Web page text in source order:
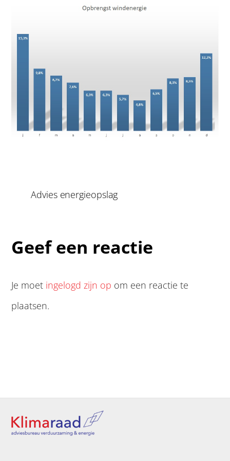
Advies energieopslag
Geef een reactie
Je moet ingelogd zijn op om een reactie te
plaatsen.